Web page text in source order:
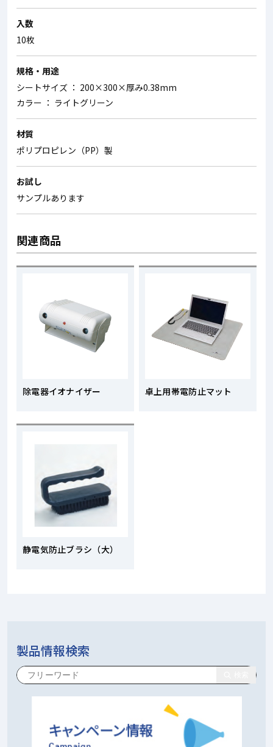
入数
10枚
規格・用途
シートサイズ ： 200×300×厚み0.38mm
カラー ： ライトグリーン
材質
ポリプロピレン（PP）製
お試し
サンプルあります
関連商品
除電器イオナイザー 卓上用帯電防止マット
静電気防止ブラシ（大）
製品情報検索